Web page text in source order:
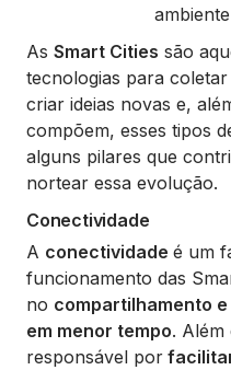
As Smart Cities são
tecnologias para
criar ideias novas e,
compõem, esses tipos
alguns pilares que
nortear essa evolução.
Conectividade
A conectividade é um
funcionamento das
no compartilhamento
em menor tempo. Além
responsável por